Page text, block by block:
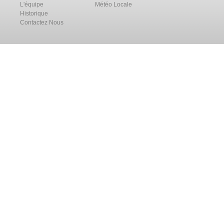
L'équipe
Historique
Contactez Nous
Météo Locale